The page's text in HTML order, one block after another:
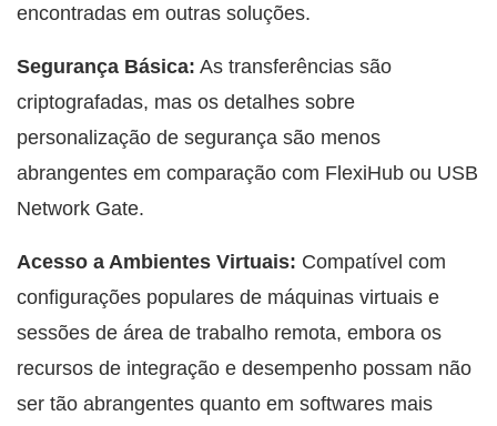
encontradas em outras soluções.
Segurança Básica: As transferências são
criptografadas, mas os detalhes sobre
personalização de segurança são menos
abrangentes em comparação com FlexiHub ou USB
Network Gate.
Acesso a Ambientes Virtuais: Compatível com
configurações populares de máquinas virtuais e
sessões de área de trabalho remota, embora os
recursos de integração e desempenho possam não
ser tão abrangentes quanto em softwares mais